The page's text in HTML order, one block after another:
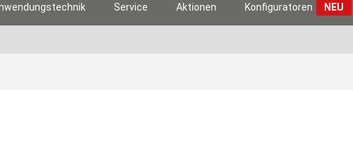
Service Aktionen Konfiguratoren NEU